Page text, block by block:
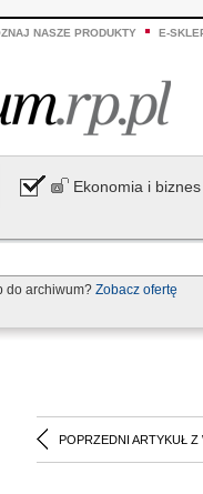
NASZE PRODUKTY E-
Ekonomia i biznes
do archiwum? Zobacz ofertę
POPRZEDNI ARTYKUŁ Z